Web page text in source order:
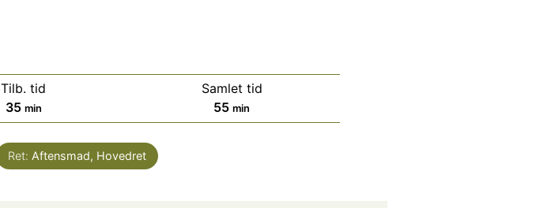
Tilb. tid
35minutter
min
Samlet tid
55minutter
min
Ret: Aftensmad, Hovedret